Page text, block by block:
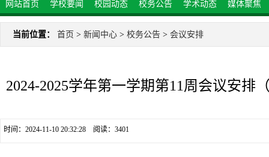
网站首页 学校要闻 校园动态 校务公告 学术动态 媒体聚焦
当前位置： 首页 > 新闻中心 > 校务公告 > 会议安排
2024-2025学年第一学期第11周会议安排
时间：2024-11-10 20:32:28 阅读： 3401